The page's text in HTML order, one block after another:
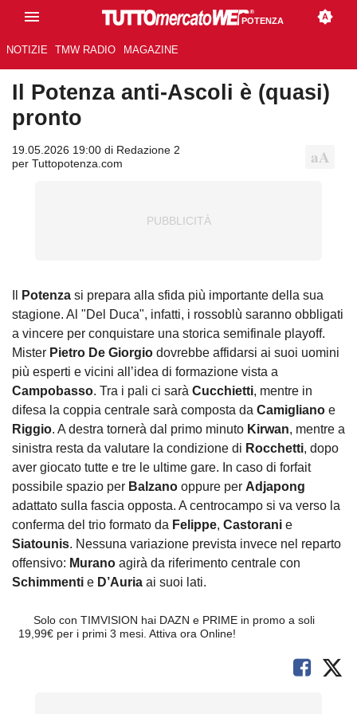
POTENZA
NOTIZIE TMW RADIO MAGAZINE
Il Potenza anti-Ascoli è (quasi)
pronto
19.05.2026 19:00 di Redazione 2
per Tuttopotenza.com
Potenza si prepara alla sfida più importante della sua
stagione. Al "Del Duca", infatti, i rossoblù saranno obbligati
a vincere per conquistare una storica semifinale playoff.
Mister Pietro De Giorgio dovrebbe affidarsi ai suoi uomini
più esperti e vicini all’idea di formazione vista a
Campobasso. Tra i pali ci sarà Cucchietti, mentre in
difesa la coppia centrale sarà composta da Camigliano e
Riggio. A destra tornerà dal primo minuto Kirwan, mentre a
sinistra resta da valutare la condizione di Rocchetti, dopo
aver giocato tutte e tre le ultime gare. In caso di forfait
possibile spazio per Balzano oppure per Adjapong
adattato sulla fascia opposta. A centrocampo si va verso la
conferma del trio formato da Felippe, Castorani e
Siatounis. Nessuna variazione prevista invece nel reparto
offensivo: Murano agirà da riferimento centrale con
Schimmenti e D’Auria ai suoi lati.
Solo con TIMVISION hai DAZN e PRIME in promo a soli
19,99€ per i primi 3 mesi. Attiva ora Online!